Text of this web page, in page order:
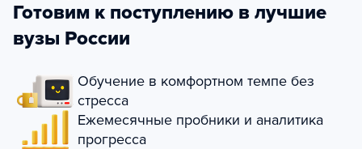
Готовим к поступлению в лучшие
вузы России
Обучение в комфортном темпе без
стресса
Ежемесячные пробники и аналитика
прогресса